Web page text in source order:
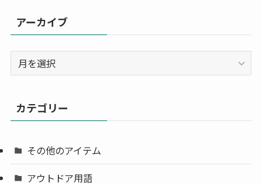
アーカイブ
ー
ブ
カテゴリー
その他のアイテム
アウトドア用語